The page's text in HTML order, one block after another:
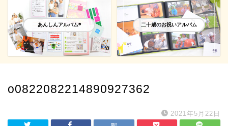
あんしんアルバム®️ 二十歳のお祝いアルバム
o0822082214890927362
2021年5月22日